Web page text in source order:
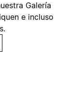
Galería
e incluso